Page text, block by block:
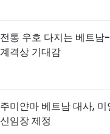
전통 우호 다지는 베트남
계격상 기대감
주미얀마 베트남 대사,
신임장 제정